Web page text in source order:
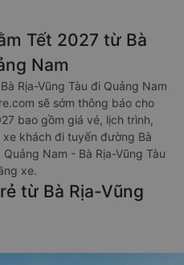
Tết 2027 từ Bà
Nam
Rịa-Vũng Tàu đi Quảng Nam
sẽ sớm thông báo cho
bao gồm giá vé, lịch trình,
khách đi tuyến đường Bà
Nam - Bà Rịa-Vũng Tàu
xe.
từ Bà Rịa-Vũng